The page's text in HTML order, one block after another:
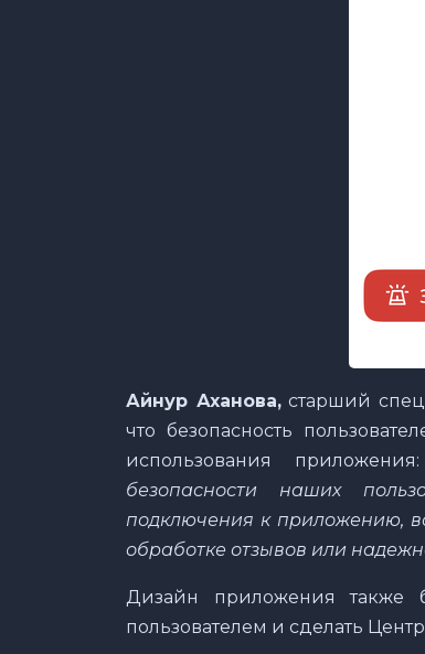
Айнур Аханова,старший
что безопасность
использования
безопасности наших
подключения к приложению,
обработке отзывов или
Дизайн приложения также
пользователем и сделать